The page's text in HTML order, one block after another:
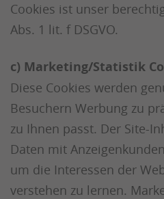
Cookies ist unser
Abs. 1 lit. f DSGVO.
c) Marketing/Statistik
Diese Cookies werden
Besuchern Werbung zu
zu Ihnen passt. Der Site-
Daten mit
um die Interessen der
verstehen zu lernen.